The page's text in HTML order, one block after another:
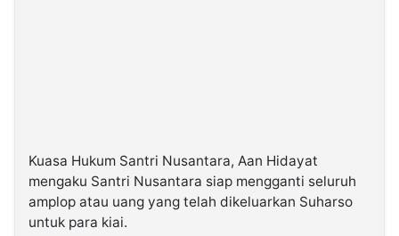
Kuasa Hukum Santri Nusantara, Aan Hidayat
mengaku Santri Nusantara siap mengganti seluruh
amplop atau uang yang telah dikeluarkan Suharso
untuk para kiai.